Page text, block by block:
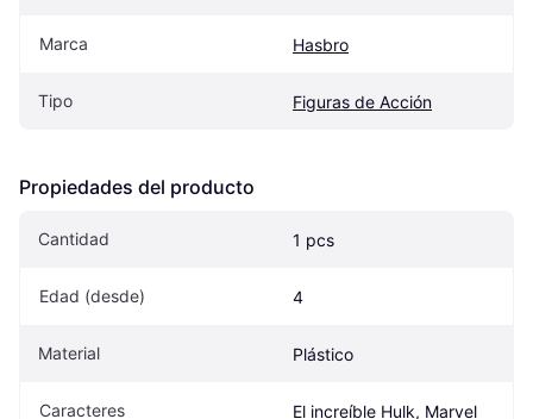
Marca Hasbro
Tipo Figuras de Acción
Propiedades del producto
Cantidad 1 pcs
Edad (desde) 4
Material Plástico
Caracteres El increíble Hulk, Marvel